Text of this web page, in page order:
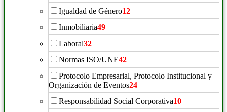
Igualdad de Género12
Inmobiliaria49
Laboral32
Normas ISO/UNE42
Protocolo Empresarial, Protocolo Institucional y
Organización de Eventos24
Responsabilidad Social Corporativa10